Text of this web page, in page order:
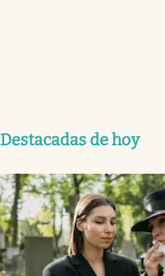
Destacadas de hoy